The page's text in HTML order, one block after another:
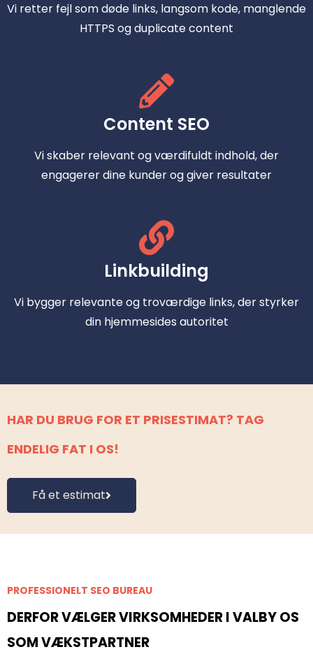
Vi retter fejl som døde links, langsom kode, manglende
HTTPS og duplicate content
Content SEO
Vi skaber relevant og værdifuldt indhold, der
engagerer dine kunder og giver resultater
Linkbuilding
Vi bygger relevante og troværdige links, der styrker
din hjemmesides autoritet
HAR DU BRUG FOR ET PRISESTIMAT? TAG
ENDELIG FAT I OS!
Få et estimat
PROFESSIONELT SEO BUREAU
DERFOR VÆLGER VIRKSOMHEDER I VALBY OS
SOM VÆKSTPARTNER